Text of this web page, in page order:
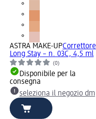
ASTRA MAKE-UPCorrettore
Long Stay – n. 03C, 4,5 ml
(0)
Disponibile per la
consegna
seleziona il negozio dm